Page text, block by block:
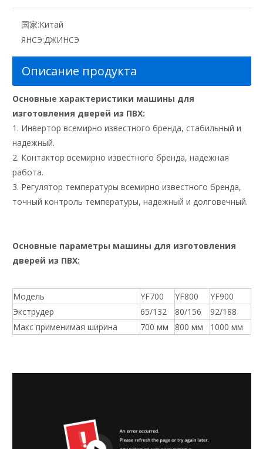
国家:Китай
ЯНСЭ:ДЖИНСЭ
Описание продукта
Основные характеристики машины для
изготовления дверей из ПВХ:
1. Инвертор всемирно известного бренда, стабильный и
надежный.
2. Контактор всемирно известного бренда, надежная
работа.
3. Регулятор температуры всемирно известного бренда,
точный контроль температуры, надежный и долговечный.
Основные параметры машины для изготовления
дверей из ПВХ:
Модель YF700 YF800
YF900
Экструдер
65/132 80/156
92/188
Макс применимая ширина
700 мм 800 мм 1000 мм